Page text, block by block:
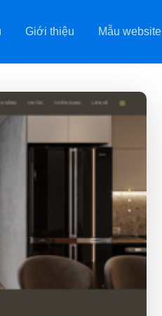
Giới thiệu Mẫu website